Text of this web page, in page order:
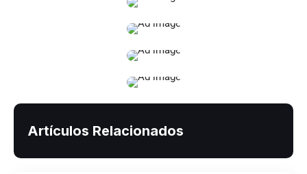
Artículos Relacionados